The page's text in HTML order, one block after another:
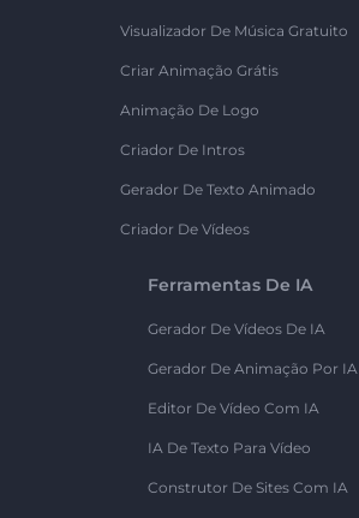
Visualizador De Música Gratuito
Criar Animação Grátis
Animação De Logo
Criador De Intros
Gerador De Texto Animado
Criador De Vídeos
Ferramentas De IA
Gerador De Vídeos De IA
Gerador De Animação Por IA
Editor De Vídeo Com IA
IA De Texto Para Vídeo
Construtor De Sites Com IA